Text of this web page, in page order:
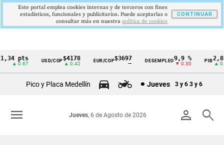
Cintillo
Colombia
pts
▲ 0.67
USD/COP$4178
▲ 0.42
EUR/COP$3697 DESEMPLEO9,9 %
▼ 0.30
2,8 %
▲ 0.10
Pico y Placa Medellín Jueves 3 y 6 3 y 6
person search
Jueves, 6 de Agosto de 2026
menu
Este portal emplea cookies internas y de terceros con fines
estadísticos, funcionales y publicitarios. Puede aceptarlas o
consultar más en nuestra politica de cookies
CONTINUAR